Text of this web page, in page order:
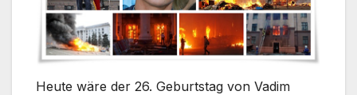
Heute wäre der 26. Geburtstag von Vadim